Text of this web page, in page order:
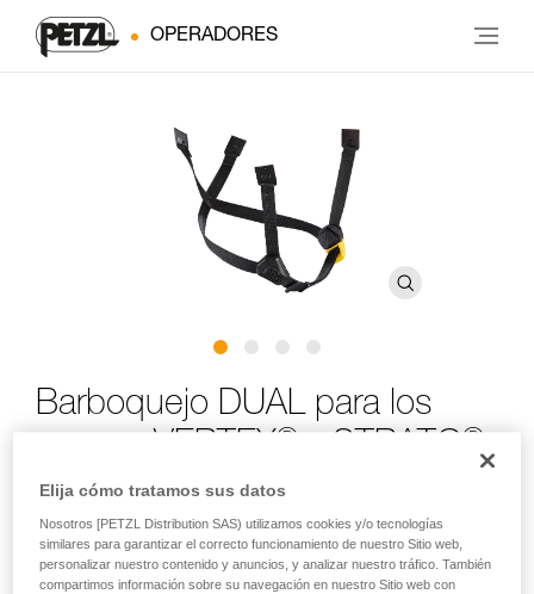
OPERADORES
Barboquejo DUAL para los
® ®
Barboquejo que permite intercambiar o reemplazar el
barboquejo de los cascos VERTEX y STRATO. Permite al
Elija cómo tratamos sus datos
Nosotros [PETZL Distribution SAS) utilizamos cookies y/o tecnologías
similares para garantizar el correcto funcionamiento de nuestro Sitio web,
personalizar nuestro contenido y anuncios, y analizar nuestro tráfico. También
compartimos información sobre su navegación en nuestro Sitio web con